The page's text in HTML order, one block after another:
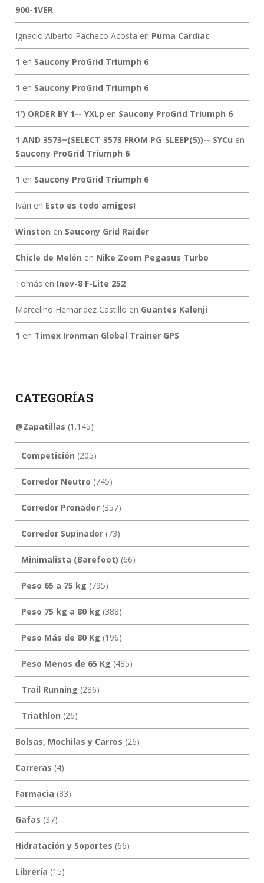
900-1VER
Ignacio Alberto Pacheco Acosta en Puma Cardiac
1 en Saucony ProGrid Triumph 6
1 en Saucony ProGrid Triumph 6
1') ORDER BY 1-- YXLp en Saucony ProGrid Triumph 6
1 AND 3573=(SELECT 3573 FROM PG_SLEEP(5))-- SYCu en
Saucony ProGrid Triumph 6
1 en Saucony ProGrid Triumph 6
Iván en Esto es todo amigos!
Winston en Saucony Grid Raider
Chicle de Melón en Nike Zoom Pegasus Turbo
Tomás en Inov-8 F-Lite 252
Marcelino Hernandez Castillo en Guantes Kalenji
1 en Timex Ironman Global Trainer GPS
CATEGORÍAS
@Zapatillas (1.145)
Competición (205)
Corredor Neutro (745)
Corredor Pronador(357)
Corredor Supinador(73)
Minimalista (Barefoot) (66)
Peso 65 a 75 kg (795)
Peso 75 kg a 80 kg (388)
Peso Más de 80 Kg (196)
Peso Menos de 65 Kg (485)
Trail Running (286)
Triathlon (26)
Bolsas, Mochilas y Carros (26)
Carreras (4)
Farmacia (83)
Gafas (37)
Hidratación y Soportes (66)
Librería (15)